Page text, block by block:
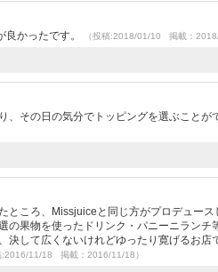
かったです。
（投稿:2018/01/10 掲載：2018/
その日の気分でトッピングを選ぶことが
ところ、Missjuiceと同じ方がプロデュース
の果物を使ったドリンク・パニーニランチ
決して広くないけれどゆったり寛げるお店
:2016/11/18 掲載：2016/11/18）